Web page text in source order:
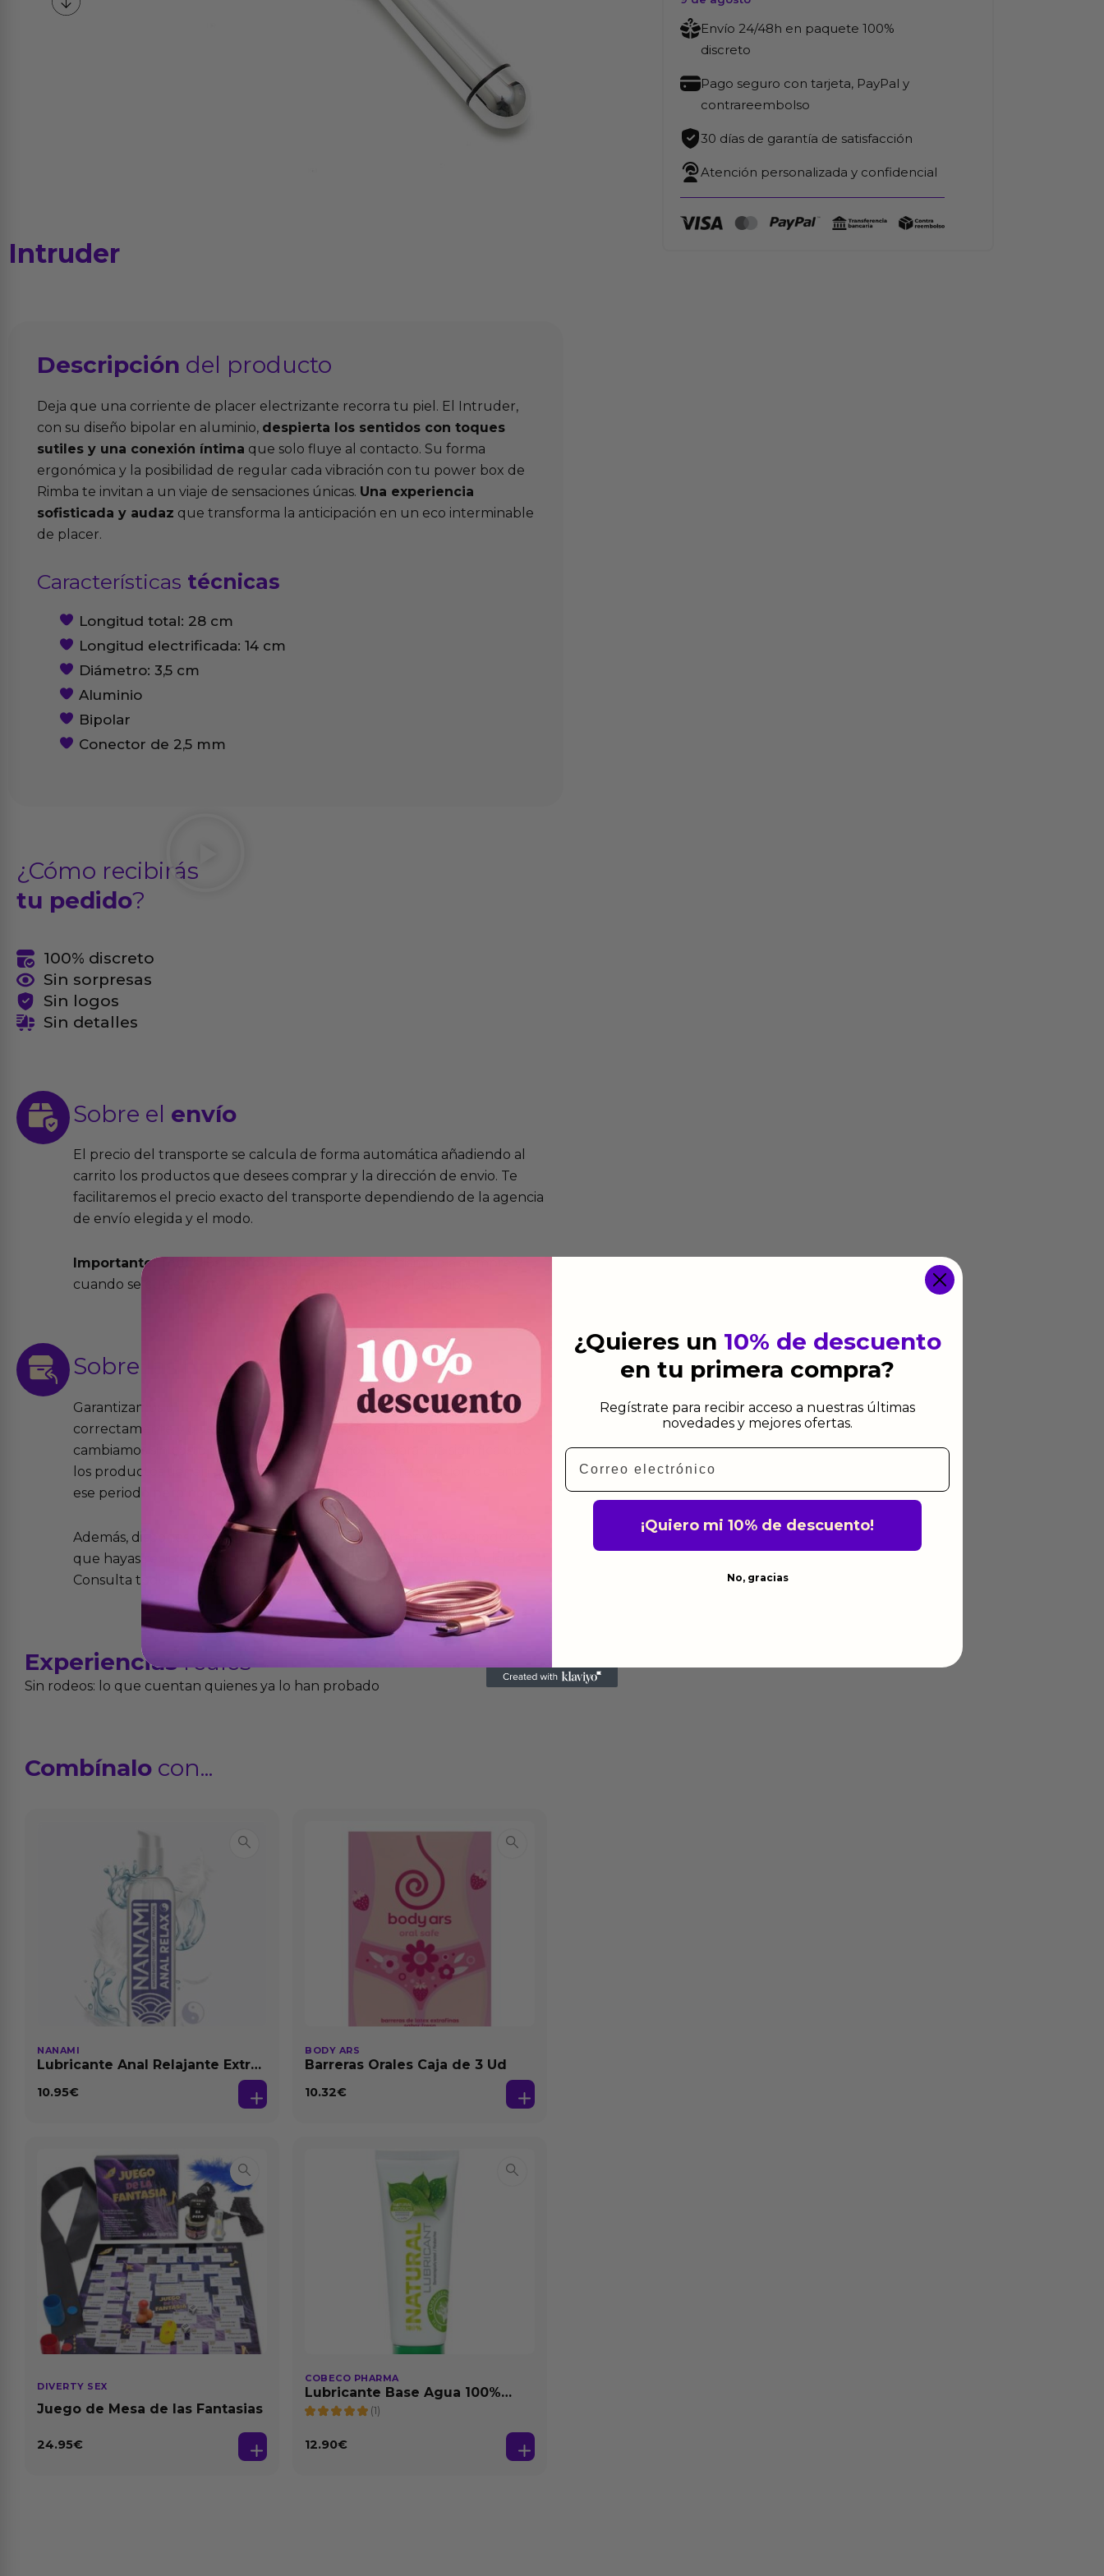
Intruder
Descripción del producto
Deja que una corriente de placer electrizante recorra tu piel. El Intruder,
con su diseño bipolar en aluminio, despierta los sentidos con toques
sutiles y una conexión íntima que solo fluye al contacto. Su forma
ergonómica y la posibilidad de regular cada vibración con tu power box de
Rimba te invitan a un viaje de sensaciones únicas. Una experiencia
sofisticada y audaz que transforma la anticipación en un eco interminable
de placer.
Características técnicas
Longitud total: 28 cm
Longitud electrificada: 14 cm
Diámetro: 3,5 cm
Aluminio
Bipolar
Conector de 2,5 mm
¿Cómo recibirás
tu pedido?
100% discreto
Sin sorpresas
Sin logos
Sin detalles
Sobre el envío
El precio del transporte se calcula de forma automática añadiendo al
carrito los productos que desees comprar y la dirección de envio. Te
facilitaremos el precio exacto del transporte dependiendo de la agencia
de envío elegida y el modo.
Importante:
cuando se cursen antes de las 13:00 horas y en días laborables.
Sobre las devoluciones
Garantizamos que los productos que vendemos funcionan
correctamente y que si tienen algún defecto de fabricación te lo
cambiamos sin costo alguno. La ley de 2 años de garantía significa que
los productos tienen garantía contra defectos de fabricación durante
ese periodo pero no por mal uso o uso indebido.
Además, dispones de 15 días desde la entrega para devolver productos
que hayas recibido y que simplemente no te gusten o no los quieras.
Consulta todos los detalles en nuestra política de devoluciones.
Experienciasreales
Sin rodeos: lo que cuentan quienes ya lo han probado
Combínalo con...
NANAMI
Lubricante Anal Relajante Extra
10.95€
BODY ARS
Barreras Orales Caja de 3 Ud
10.32€
DIVERTY SEX
Juego de Mesa de las Fantasias
24.95€
COBECO PHARMA
Lubricante Base Agua 100%
Natural 125 ml
(1)
12.90€
Envío 24/48h en paquete 100%
discreto
Pago seguro con tarjeta, PayPal y
contrareembolso
30 días de garantía de satisfacción
Atención personalizada y confidencial
¿Quieres un 10% de descuento
en tu primera compra?
Regístrate para recibir acceso a nuestras últimas
novedades y mejores ofertas.
Email
¡Quiero mi 10% de descuento!
No, gracias